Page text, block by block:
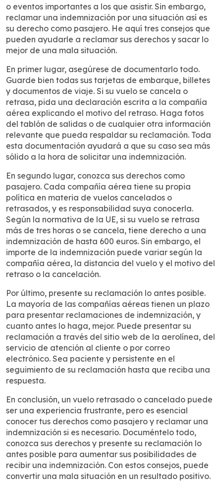
o eventos importantes a los que asistir. Sin embargo,
reclamar una indemnización por una situación así es
su derecho como pasajero. He aquí tres consejos que
pueden ayudarle a reclamar sus derechos y sacar lo
mejor de una mala situación.
En primer lugar, asegúrese de documentarlo todo.
Guarde bien todas sus tarjetas de embarque, billetes
y documentos de viaje. Si su vuelo se cancela o
retrasa, pida una declaración escrita a la compañía
aérea explicando el motivo del retraso. Haga fotos
del tablón de salidas o de cualquier otra información
relevante que pueda respaldar su reclamación. Toda
esta documentación ayudará a que su caso sea más
sólido a la hora de solicitar una indemnización.
En segundo lugar, conozca sus derechos como
pasajero. Cada compañía aérea tiene su propia
política en materia de vuelos cancelados o
retrasados, y es responsabilidad suya conocerla.
Según la normativa de la UE, si su vuelo se retrasa
más de tres horas o se cancela, tiene derecho a una
indemnización de hasta 600 euros. Sin embargo, el
importe de la indemnización puede variar según la
compañía aérea, la distancia del vuelo y el motivo del
retraso o la cancelación.
Por último, presente su reclamación lo antes posible.
La mayoría de las compañías aéreas tienen un plazo
para presentar reclamaciones de indemnización, y
cuanto antes lo haga, mejor. Puede presentar su
reclamación a través del sitio web de la aerolínea, del
servicio de atención al cliente o por correo
electrónico. Sea paciente y persistente en el
seguimiento de su reclamación hasta que reciba una
respuesta.
En conclusión, un vuelo retrasado o cancelado puede
ser una experiencia frustrante, pero es esencial
conocer tus derechos como pasajero y reclamar una
indemnización si es necesario. Documéntelo todo,
conozca sus derechos y presente su reclamación lo
antes posible para aumentar sus posibilidades de
recibir una indemnización. Con estos consejos, puede
convertir una mala situación en un resultado positivo.